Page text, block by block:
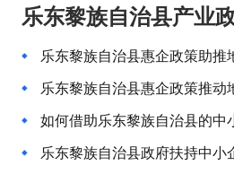
乐东黎族自治县产业
乐东黎族自治县惠企政策助推
乐东黎族自治县惠企政策推
如何借助乐东黎族自治县的
乐东黎族自治县政府扶持中